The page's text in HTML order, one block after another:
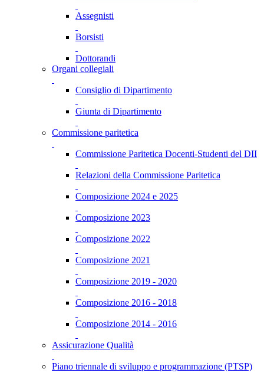
Assegnisti
Borsisti
Dottorandi
Organi collegiali
Consiglio di Dipartimento
Giunta di Dipartimento
Commissione paritetica
Commissione Paritetica Docenti-Studenti del DII
Relazioni della Commissione Paritetica
Composizione 2024 e 2025
Composizione 2023
Composizione 2022
Composizione 2021
Composizione 2019 - 2020
Composizione 2016 - 2018
Composizione 2014 - 2016
Assicurazione Qualità
Piano triennale di sviluppo e programmazione (PTSP)